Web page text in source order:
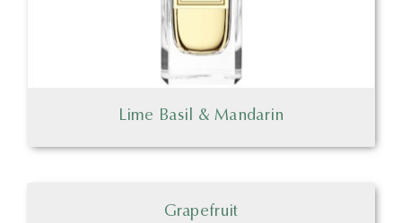
Lime Basil & Mandarin
Grapefruit